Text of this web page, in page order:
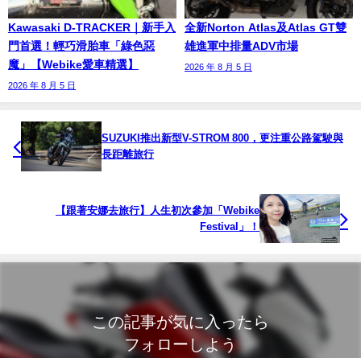
Kawasaki D-TRACKER｜新手入
門首選！輕巧滑胎車「綠色惡
魔」【Webike愛車精選】
2026 年 8 月 5 日
全新Norton Atlas及Atlas GT雙
雄進軍中排量ADV市場
2026 年 8 月 5 日
SUZUKI推出新型V-STROM 800，更注重公路駕駛與
長距離旅行
【跟著安娜去旅行】​人生初次參加「Webike
Festival」！
この記事が気に入ったら
フォローしよう